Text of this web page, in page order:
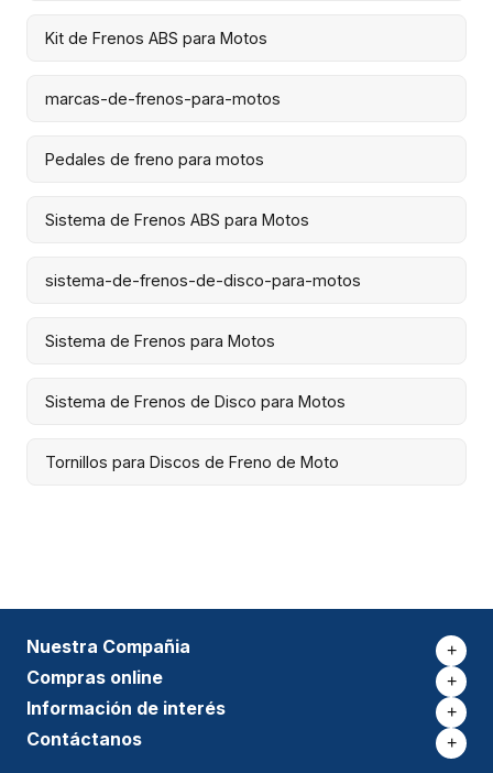
Kit de Frenos ABS para Motos
marcas-de-frenos-para-motos
Pedales de freno para motos
Sistema de Frenos ABS para Motos
sistema-de-frenos-de-disco-para-motos
Sistema de Frenos para Motos
Sistema de Frenos de Disco para Motos
Tornillos para Discos de Freno de Moto
Nuestra Compañia +
Compras online +
Información de interés +
Contáctanos +